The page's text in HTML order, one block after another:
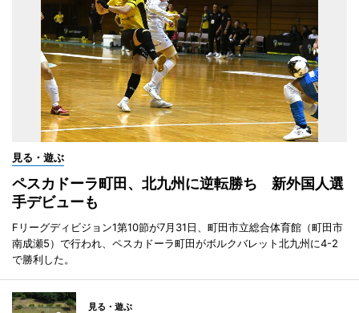
見る・遊ぶ
ペスカドーラ町田、北九州に逆転勝ち 新外国人選
手デビューも
Fリーグディビジョン1第10節が7月31日、町田市立総合体育館（町田市
南成瀬5）で行われ、ペスカドーラ町田がボルクバレット北九州に4-2
で勝利した。
見る・遊ぶ